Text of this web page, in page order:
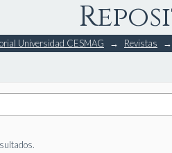
Universidad CESMAG → Revistas →